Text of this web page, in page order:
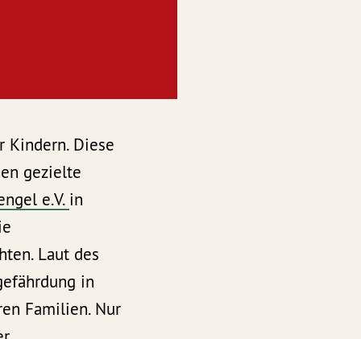
Kindern. Diese
gezielte
e.V. in
Laut des
in
Familien. Nur